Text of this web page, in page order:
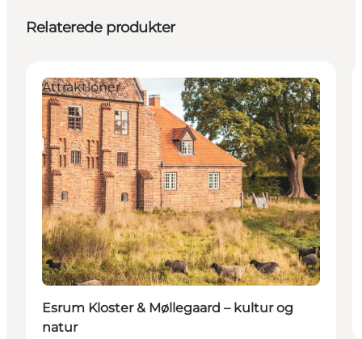
Relaterede produkter
Attraktioner
Esrum Kloster & Møllegaard – kultur og
natur